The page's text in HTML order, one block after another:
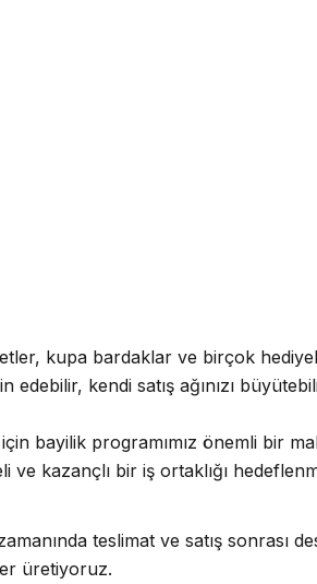
kupa bardaklar ve birçok
kendi satış ağınızı
bayilik programımız önemli bir
ve kazançlı bir iş ortaklığı
teslimat ve satış sonrası
üretiyoruz.